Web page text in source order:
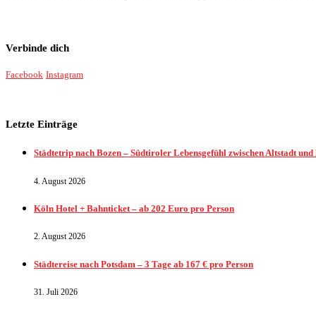
Verbinde dich
Facebook Instagram
Letzte Einträge
Städtetrip nach Bozen – Südtiroler Lebensgefühl zwischen Altstadt und
4. August 2026
Köln Hotel + Bahnticket – ab 202 Euro pro Person
2. August 2026
Städtereise nach Potsdam – 3 Tage ab 167 € pro Person
31. Juli 2026